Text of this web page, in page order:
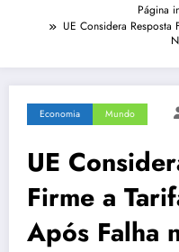
Página
UE Considera Resposta
Economia Mundo
UE
Firme a
Após Falha